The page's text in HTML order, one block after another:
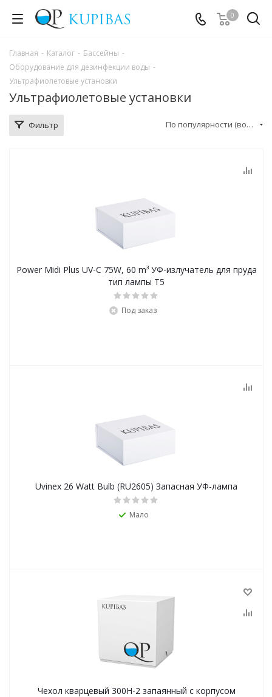
0
Главная - Каталог - Бассейны -
Оборудование для дезинфекции воды -
Ультрафиолетовые установки
Ультрафиолетовые установки
Фильтр По популярности (возрастание)
Power Midi Plus UV-C 75W, 60 m³ УФ-излучатель для пруда
тип лампы T5
Под заказ
Uvinex 26 Watt Bulb (RU2605) Запасная УФ-лампа
Мало
Чехол кварцевый 300Н-2 запаянный с корпусом